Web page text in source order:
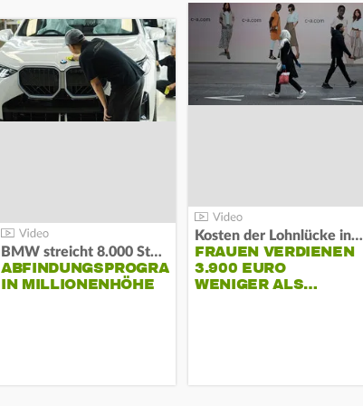
BMW streicht 8.000 Stellen:
ABFINDUNGSPROGRAMM
IN MILLIONENHÖHE
Kosten der Lohnlücke in der EU:
FRAUEN VERDIENEN
3.900 EURO
WENIGER ALS…